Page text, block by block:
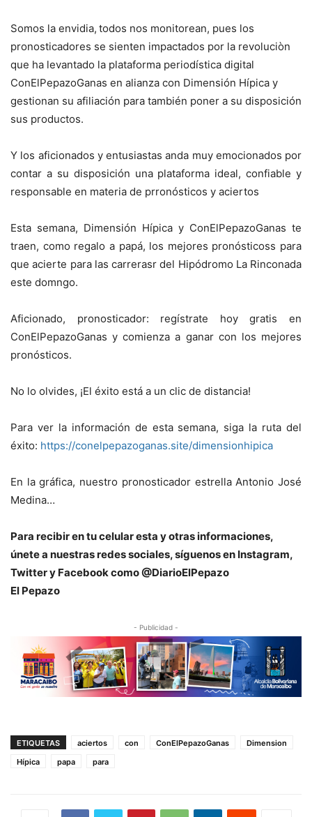
Somos la envidia, todos nos monitorean, pues los
pronosticadores se sienten impactados por la revoluciòn
que ha levantado la plataforma periodística digital
ConElPepazoGanas en alianza con Dimensión Hípica y
gestionan su afiliación para también poner a su disposición
sus productos.
Y los aficionados y entusiastas anda muy emocionados por
contar a su disposición una plataforma ideal, confiable y
responsable en materia de prronósticos y aciertos
Esta semana, Dimensión Hípica y ConElPepazoGanas te
traen, como regalo a papá, los mejores pronósticoss para
que acierte para las carrerasr del Hipódromo La Rinconada
este domngo.
Aficionado, pronosticador: regístrate hoy gratis en
ConElPepazoGanas y comienza a ganar con los mejores
pronósticos.
No lo olvides, ¡El éxito está a un clic de distancia!
Para ver la información de esta semana, siga la ruta del
éxito: https://conelpepazoganas.site/dimensionhipica
En la gráfica, nuestro pronosticador estrella Antonio José
Medina…
Para recibir en tu celular esta y otras informaciones,
únete a nuestras redes sociales, síguenos en Instagram,
Twitter y Facebook como @DiarioElPepazo
El Pepazo
- Publicidad -
ETIQUETAS aciertos con ConElPepazoGanas
Dimension
Hípica
papa para